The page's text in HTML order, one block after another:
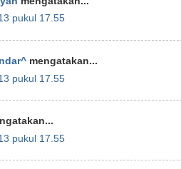
pukul 17.55
mengatakan...
pukul 17.55
pukul 17.55